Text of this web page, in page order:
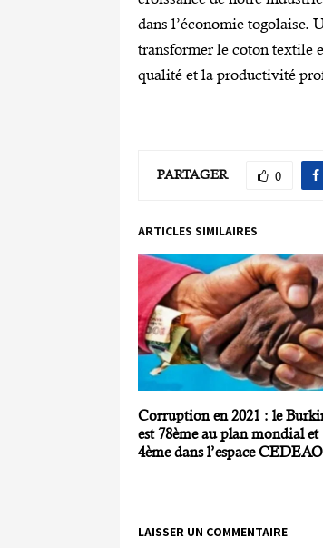
dans l’économie togolaise.
transformer le coton textile
qualité et la productivité
PARTAGER 0
ARTICLES SIMILAIRES
Corruption en 2021 : le
est 78ème au plan mondial et
4ème dans l’espace CEDEAO
LAISSER UN COMMENTAIRE